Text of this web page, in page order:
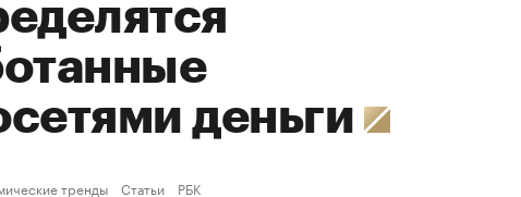
деньги
тренды Статьи РБК